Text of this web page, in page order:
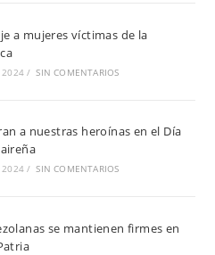
a mujeres víctimas de la
2024 / SIN COMENTARIOS
a nuestras heroínas en el Día
2024 / SIN COMENTARIOS
se mantienen firmes en